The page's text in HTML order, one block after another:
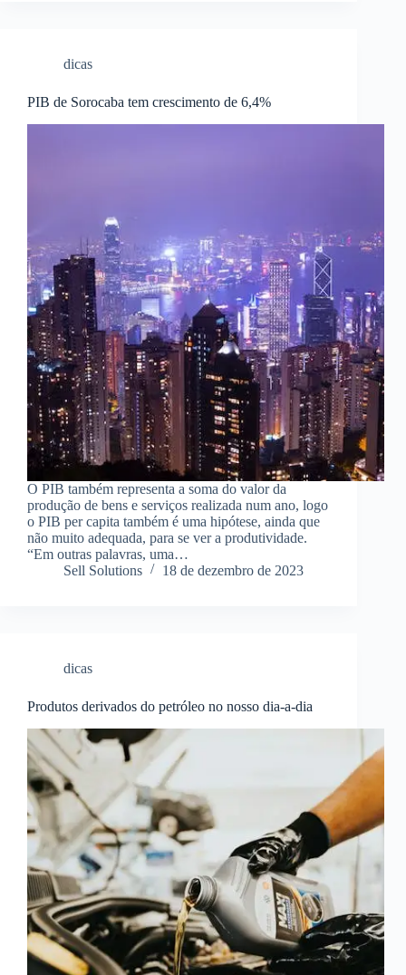
dicas
PIB de Sorocaba tem crescimento de 6,4%
O PIB também representa a soma do valor da
produção de bens e serviços realizada num ano, logo
o PIB per capita também é uma hipótese, ainda que
não muito adequada, para se ver a produtividade.
“Em outras palavras, uma…
Sell Solutions
18 de dezembro de 2023
dicas
Produtos derivados do petróleo no nosso dia-a-dia